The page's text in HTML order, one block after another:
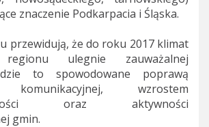
znaczenie Podkarpacia i Śląska.
przewidują, że do roku 2017 klimat
regionu ulegnie zauważalnej
to spowodowane poprawą
komunikacyjnej, wzrostem
oraz aktywności
gmin.